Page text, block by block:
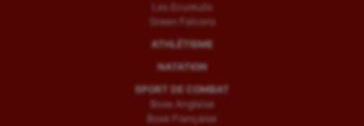
Les Ecureuils
Green Falcons
ATHLÉTISME
NATATION
SPORT DE COMBAT
Boxe Anglaise
Boxe Française